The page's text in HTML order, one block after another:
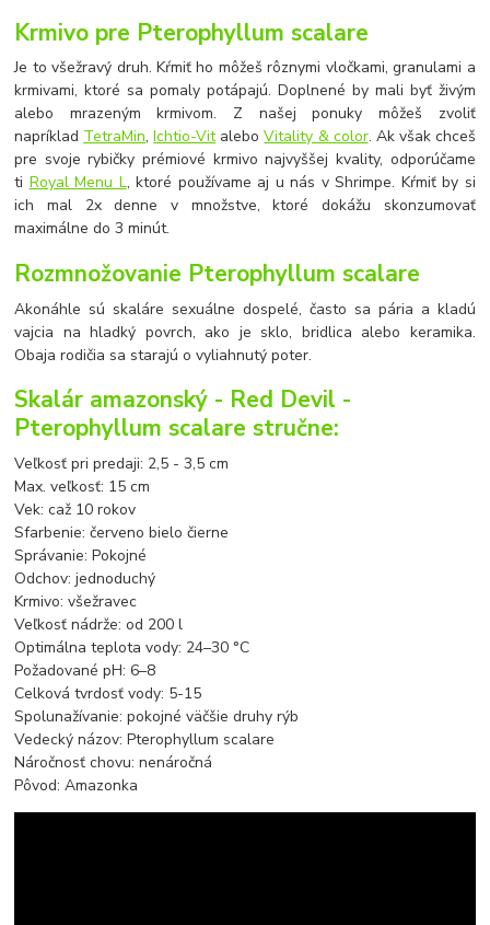
Krmivo pre Pterophyllum scalare
Je to všežravý druh. Kŕmiť ho môžeš rôznymi vločkami, granulami a
krmivami, ktoré sa pomaly potápajú. Doplnené by mali byť živým
alebo mrazeným krmivom. Z našej ponuky môžeš zvoliť
napríklad TetraMin,Ichtio-VitaleboVitality & color. Ak však chceš
pre svoje rybičky prémiové krmivo najvyššej kvality, odporúčame
ti Royal Menu L, ktoré používame aj u nás v Shrimpe. Kŕmiť by si
ich mal 2x denne v množstve, ktoré dokážu skonzumovať
maximálne do 3 minút.
Rozmnožovanie Pterophyllum scalare
Akonáhle sú skaláre sexuálne dospelé, často sa pária a kladú
vajcia na hladký povrch, ako je sklo, bridlica alebo keramika.
Obaja rodičia sa starajú o vyliahnutý poter.
Skalár amazonský - Red Devil -
Pterophyllum scalare stručne:
Veľkosť pri predaji: 2,5 - 3,5 cm
Max. veľkosť: 15 cm
Vek: caž 10 rokov
Sfarbenie: červeno bielo čierne
Správanie: Pokojné
Odchov: jednoduchý
Krmivo: všežravec
Veľkosť nádrže: od 200 l
Optimálna teplota vody: 24–30 °C
Požadované pH: 6–8
Celková tvrdosť vody: 5-15
Spolunažívanie: pokojné väčšie druhy rýb
Vedecký názov: Pterophyllum scalare
Náročnosť chovu: nenáročná
Pôvod: Amazonka